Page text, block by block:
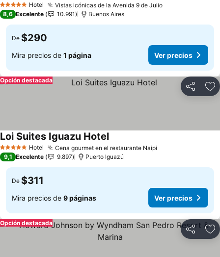
5 Estrellas Hotel Vistas icónicas de la Avenida 9 de Julio
8,6 Excelente 10.991 Buenos Aires
De $290
Mira precios de 1 página Ver precios
Compartir
Opción destacada
5 Estrellas Hotel Cena gourmet en el restaurante Naipi
Loi Suites Iguazu Hotel
9,1 Excelente 9.897 Puerto Iguazú
De $311
Mira precios de 9 páginas Ver precios
Compartir
Opción destacada